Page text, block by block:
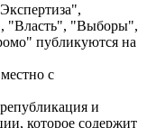
"Власть", "Выборы",
публикуются на
с
и
которое содержит